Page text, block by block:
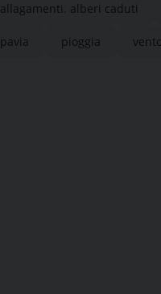
allagamenti. alberi caduti
pavia pioggia vento